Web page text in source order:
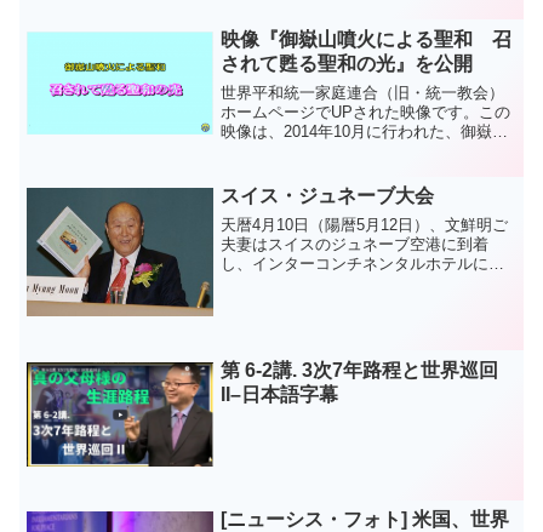
このことか...
映像『御嶽山噴火による聖和 召
されて甦る聖和の光』を公開
世界平和統一家庭連合（旧・統一教会）
ホームページでUPされた映像です。この
映像は、2014年10月に行われた、御嶽山
拝の模様を、第8地区映像部が編集(約6分)
したも...
スイス・ジュネーブ大会
天暦4月10日（陽暦5月12日）、文鮮明ご
夫妻はスイスのジュネーブ空港に到着
し、インターコンチネンタルホテルに宿
第 6-2講. 3次7年路程と世界巡回
II–日本語字幕
[ニューシス・フォト] 米国、世界